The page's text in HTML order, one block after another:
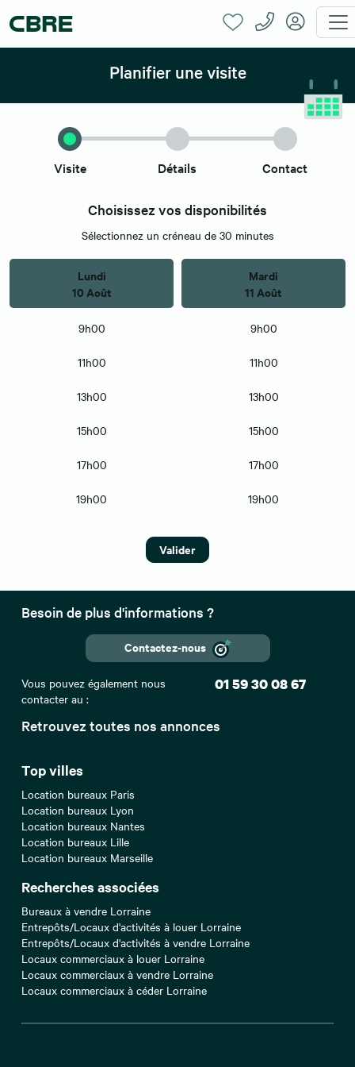
Planifier une visite
Visite Détails Contact
Choisissez vos disponibilités
Sélectionnez un créneau de 30 minutes
Lundi
10 Août
9h00
11h00
13h00
15h00
17h00
19h00
Mardi
11 Août
9h00
11h00
13h00
15h00
17h00
19h00
Valider
Retrouvez toutes nos annonces
Top villes
Location bureaux Paris
Location bureaux Lyon
Location bureaux Nantes
Location bureaux Lille
Location bureaux Marseille
Recherches associées
Bureaux à vendre Lorraine
Entrepôts/Locaux d'activités à louer Lorraine
Entrepôts/Locaux d'activités à vendre Lorraine
Locaux commerciaux à louer Lorraine
Locaux commerciaux à vendre Lorraine
Locaux commerciaux à céder Lorraine
Besoin de plus d'informations ?
Contactez-nous
Vous pouvez également nous
contacter au :
01 59 30 08 67